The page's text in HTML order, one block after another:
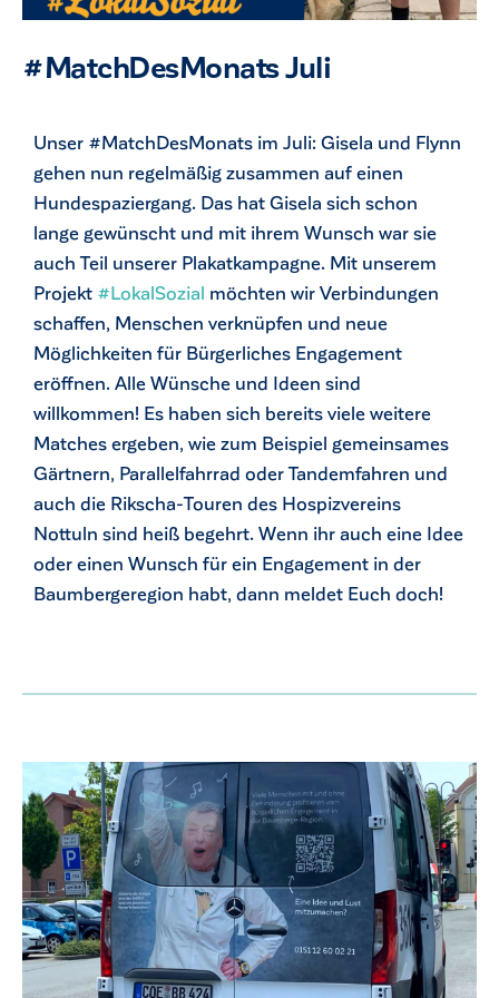
#MatchDesMonats Juli
Unser #MatchDesMonats im Juli: Gisela und Flynn
gehen nun regelmäßig zusammen auf einen
Hundespaziergang. Das hat Gisela sich schon
lange gewünscht und mit ihrem Wunsch war sie
auch Teil unserer Plakatkampagne. Mit unserem
Projekt #LokalSozial möchten wir Verbindungen
schaffen, Menschen verknüpfen und neue
Möglichkeiten für Bürgerliches Engagement
eröffnen. Alle Wünsche und Ideen sind
willkommen! Es haben sich bereits viele weitere
Matches ergeben, wie zum Beispiel gemeinsames
Gärtnern, Parallelfahrrad oder Tandemfahren und
auch die Rikscha-Touren des Hospizvereins
Nottuln sind heiß begehrt. Wenn ihr auch eine Idee
oder einen Wunsch für ein Engagement in der
Baumbergeregion habt, dann meldet Euch doch!